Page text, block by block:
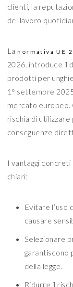
clienti, la
del lavoro
Lanormativa UE
2026, introduce il
prodotti per
1° settembre
mercato europeo.
rischia di
conseguenze
I vantaggi concreti
chiari:
Evitare l’uso
causare
Selezionare
garantiscono
della legge.
Ridurre il